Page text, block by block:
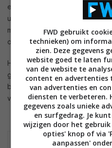
eigenaren van de ‘nieuwe’
update naar BB10 krijgen.
mobiele apparaten met BB10
ook de PlayBook zal rond die
Het nieuwe
gebruiksvriendelijker
bieden en voorzien worden
vernieuwde interface.
PLAYBOOK 16GB
FWD gebruikt
technieken) om
zien. Deze gegevens
website goed te laten
van de website te
content en
van advertenties en
diensten te verbeteren.
gegevens zoals unieke
en surfgedrag. Je
wijzigen door het
opties' knop of via
aanpassen'